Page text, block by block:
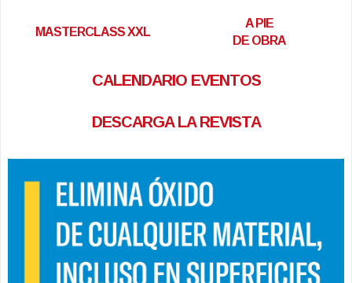
MASTERCLASS XXL
A PIE
DE OBRA
CALENDARIO EVENTOS
DESCARGA LA REVISTA